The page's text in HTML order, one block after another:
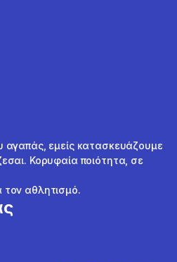
αγαπάς, εμείς κατασκευάζουμε
Κορυφαία ποιότητα, σε
τον αθλητισμό.